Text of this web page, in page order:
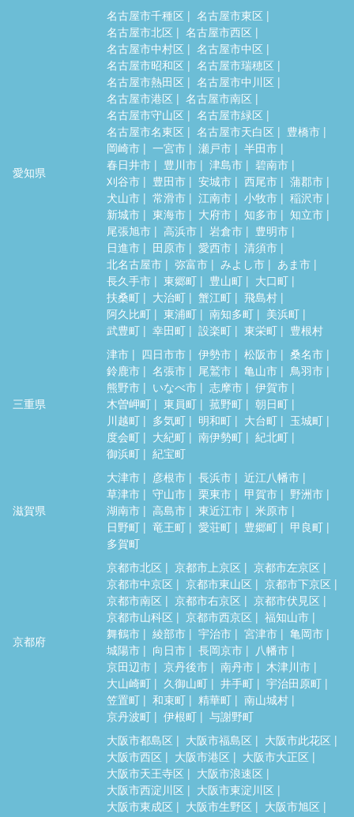
愛知県
名古屋市千種区
名古屋市東区
名古屋市北区
名古屋市西区
名古屋市中村区
名古屋市中区
名古屋市昭和区
名古屋市瑞穂区
名古屋市熱田区
名古屋市中川区
名古屋市港区
名古屋市南区
名古屋市守山区
名古屋市緑区
名古屋市名東区
名古屋市天白区
豊橋市
岡崎市
一宮市 瀬戸市
半田市
春日井市
豊川市 津島市
碧南市
刈谷市
豊田市 安城市 西尾市
蒲郡市
犬山市
常滑市 江南市 小牧市
稲沢市
新城市
東海市 大府市 知多市
知立市
尾張旭市
高浜市 岩倉市
豊明市
日進市
田原市 愛西市
清須市
北名古屋市
弥富市 みよし市
あま市
長久手市
東郷町 豊山町
大口町
扶桑町
大治町 蟹江町
飛島村
阿久比町
東浦町 南知多町
美浜町
武豊町
幸田町 設楽町 東栄町 豊根村
三重県
津市 四日市市 伊勢市 松阪市
桑名市
鈴鹿市
名張市 尾鷲市 亀山市
鳥羽市
熊野市
いなべ市 志摩市
伊賀市
木曽岬町
東員町 菰野町
朝日町
川越町
多気町 明和町 大台町
玉城町
度会町
大紀町 南伊勢町
紀北町
御浜町
紀宝町
滋賀県
大津市 彦根市 長浜市
近江八幡市
草津市
守山市 栗東市 甲賀市
野洲市
湖南市
高島市 東近江市
米原市
日野町
竜王町 愛荘町 豊郷町
甲良町
多賀町
京都府
京都市北区 京都市上京区
京都市左京区
京都市中京区
京都市東山区
京都市下京区
京都市南区
京都市右京区
京都市伏見区
京都市山科区
京都市西京区
福知山市
舞鶴市
綾部市 宇治市 宮津市
亀岡市
城陽市
向日市 長岡京市
八幡市
京田辺市
京丹後市 南丹市
木津川市
大山崎町
久御山町 井手町
宇治田原町
笠置町
和束町 精華町
南山城村
京丹波町
伊根町
与謝野町
大阪市都島区
大阪市福島区
大阪市此花区
大阪市西区
大阪市港区
大阪市大正区
大阪市天王寺区
大阪市浪速区
大阪市西淀川区
大阪市東淀川区
大阪市東成区
大阪市生野区
大阪市旭区